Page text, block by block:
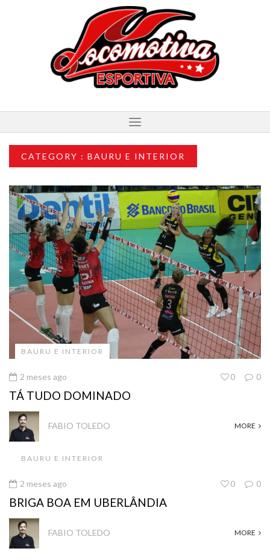
CATEGORY : BAURU E INTERIOR
BAURU E INTERIOR
2 meses ago 0
0
TÁ TUDO DOMINADO
FABIO TOLEDO MORE
BAURU E INTERIOR
2 meses ago 0
0
BRIGA BOA EM UBERLÂNDIA
FABIO TOLEDO MORE